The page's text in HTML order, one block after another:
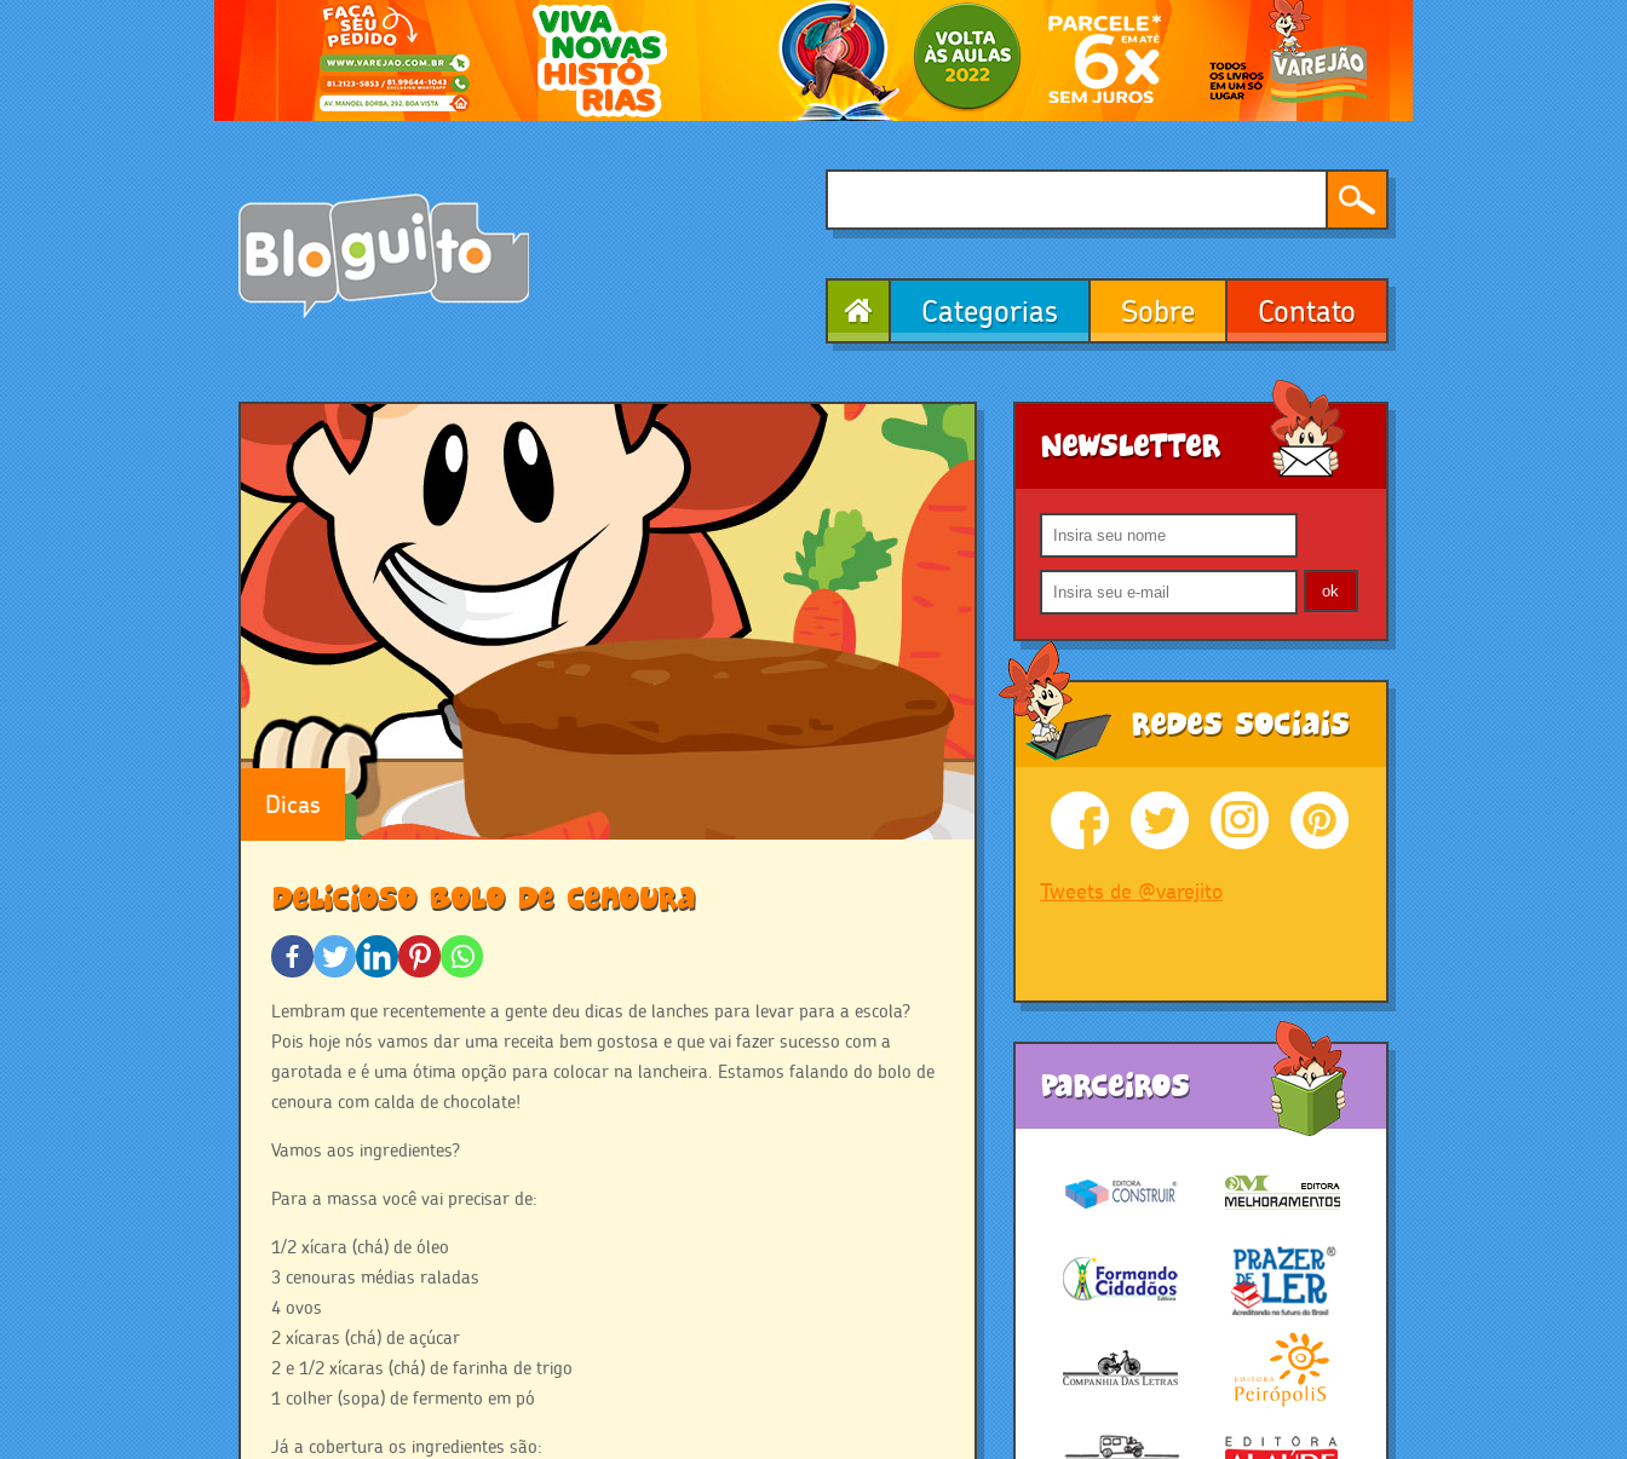
Categorias Sobre Contato
Dicas
Delicioso bolo de cenoura
Lembram que recentemente a gente deu dicas de lanches para levar para a escola?
Pois hoje nós vamos dar uma receita bem gostosa e que vai fazer sucesso com a
garotada e é uma ótima opção para colocar na lancheira. Estamos falando do bolo de
cenoura com calda de chocolate!
Vamos aos ingredientes?
Para a massa você vai precisar de:
1/2 xícara (chá) de óleo
3 cenouras médias raladas
4 ovos
2 xícaras (chá) de açúcar
2 e 1/2 xícaras (chá) de farinha de trigo
1 colher (sopa) de fermento em pó
Já a cobertura os ingredientes são:
Newsletter
Redes Sociais
Tweets de @varejito
Parceiros